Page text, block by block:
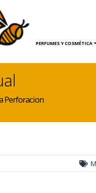
HOGAR PERFUMES Y COSMÉTICA
Perforacion